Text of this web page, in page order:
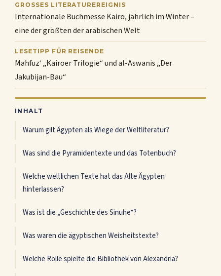
GROSSES LITERATUREREIGNIS
Internationale Buchmesse Kairo, jährlich im Winter –
eine der größten der arabischen Welt
LESETIPP FÜR REISENDE
Mahfuz‘ „Kairoer Trilogie“ und al-Aswanis „Der
Jakubijan-Bau“
INHALT
Warum gilt Ägypten als Wiege der Weltliteratur?
Was sind die Pyramidentexte und das Totenbuch?
Welche weltlichen Texte hat das Alte Ägypten
hinterlassen?
Was ist die „Geschichte des Sinuhe“?
Was waren die ägyptischen Weisheitstexte?
Welche Rolle spielte die Bibliothek von Alexandria?